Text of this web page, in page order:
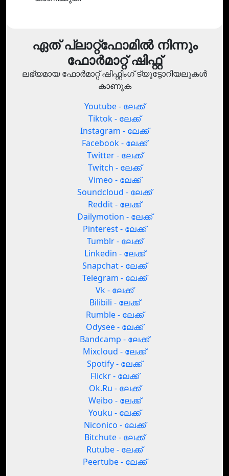
ഏത് പ്ലാറ്റ്‌ഫോമിൽ നിന്നും
ഫോർമാറ്റ് ഷിഫ്റ്റ്
ലഭ്യമായ ഫോർമാറ്റ് ഷിഫ്റ്റിംഗ് ട്യൂട്ടോറിയലുകൾ
കാണുക
Youtube - ലേക്ക്
Tiktok - ലേക്ക്
Instagram - ലേക്ക്
Facebook - ലേക്ക്
Twitter - ലേക്ക്
Twitch - ലേക്ക്
Vimeo - ലേക്ക്
Soundcloud - ലേക്ക്
Reddit - ലേക്ക്
Dailymotion - ലേക്ക്
Pinterest - ലേക്ക്
Tumblr - ലേക്ക്
Linkedin - ലേക്ക്
Snapchat - ലേക്ക്
Telegram - ലേക്ക്
Vk - ലേക്ക്
Bilibili - ലേക്ക്
Rumble - ലേക്ക്
Odysee - ലേക്ക്
Bandcamp - ലേക്ക്
Mixcloud - ലേക്ക്
Spotify - ലേക്ക്
Flickr - ലേക്ക്
Ok.Ru - ലേക്ക്
Weibo - ലേക്ക്
Youku - ലേക്ക്
Niconico - ലേക്ക്
Bitchute - ലേക്ക്
Rutube - ലേക്ക്
Peertube - ലേക്ക്